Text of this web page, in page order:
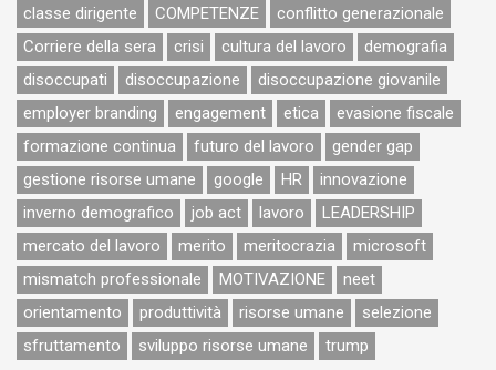
classe dirigente
COMPETENZE
conflitto generazionale
Corriere della sera
crisi cultura del lavoro
demografia
disoccupati
disoccupazione
disoccupazione giovanile
employer branding
engagement etica
evasione fiscale
formazione continua
futuro del lavoro
gender gap
gestione risorse umane
google HR
innovazione
inverno demografico
job act lavoro
LEADERSHIP
mercato del lavoro
merito meritocrazia
microsoft
mismatch professionale
MOTIVAZIONE
neet
orientamento
produttività risorse umane
selezione
sfruttamento
sviluppo risorse umane trump